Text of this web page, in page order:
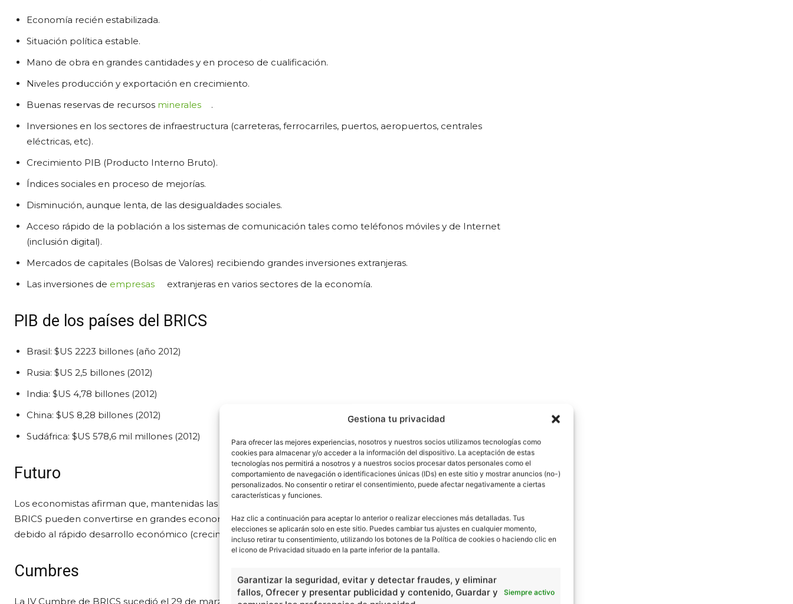
Gestiona tu privacidad
Para ofrecer las mejores experiencias, nosotros y nuestros socios utilizamos tecnologías como
cookies para almacenar y/o acceder a la información del dispositivo. La aceptación de estas
tecnologías nos permitirá a nosotros y a nuestros socios procesar datos personales como el
comportamiento de navegación o identificaciones únicas (IDs) en este sitio y mostrar anuncios (no-)
personalizados. No consentir o retirar el consentimiento, puede afectar negativamente a ciertas
características y funciones.
Haz clic a continuación para aceptar lo anterior o realizar elecciones más detalladas. Tus
elecciones se aplicarán solo en este sitio. Puedes cambiar tus ajustes en cualquier momento,
incluso retirar tu consentimiento, utilizando los botones de la Política de cookies o haciendo clic en
el icono de Privacidad situado en la parte inferior de la pantalla.
Garantizar la seguridad, evitar y detectar fraudes, y eliminar
fallos, Ofrecer y presentar publicidad y contenido, Guardar y
Siempre activo
Economía recién estabilizada.
Situación política estable.
Mano de obra en grandes cantidades y en proceso de cualificación.
Niveles producción y exportación en crecimiento.
Buenas reservas de recursos minerales
.
Inversiones en los sectores de infraestructura (carreteras, ferrocarriles, puertos, aeropuertos, centrales
eléctricas, etc).
Crecimiento PIB (Producto Interno Bruto).
Índices sociales en proceso de mejorías.
Disminución, aunque lenta, de las desigualdades sociales.
Acceso rápido de la población a los sistemas de comunicación tales como teléfonos móviles y de Internet
(inclusión digital).
Mercados de capitales (Bolsas de Valores) recibiendo grandes inversiones extranjeras.
Las inversiones de empresas extranjeras en varios sectores de la economía.
PIB de los países del BRICS
Brasil: $US 2223 billones (año 2012)
Rusia: $US 2,5 billones (2012)
India: $US 4,78 billones (2012)
China: $US 8,28 billones (2012)
Sudáfrica: $US 578,6 mil millones (2012)
Futuro
Los economistas afirman que, mantenidas las situaciones actuales (descritas anteriormente), los países de los
BRICS pueden convertirse en grandes economías en el futuro cercano. Entre estos países se encuentra China,
debido al rápido desarrollo económico (crecimiento del PIB de alrededor del 10% al año) y su alta población.
Cumbres
La IV Cumbre de BRICS sucedió el 29 de marzo de 2012 en la ciudad de Nueva Delhi (India). Participaron de la